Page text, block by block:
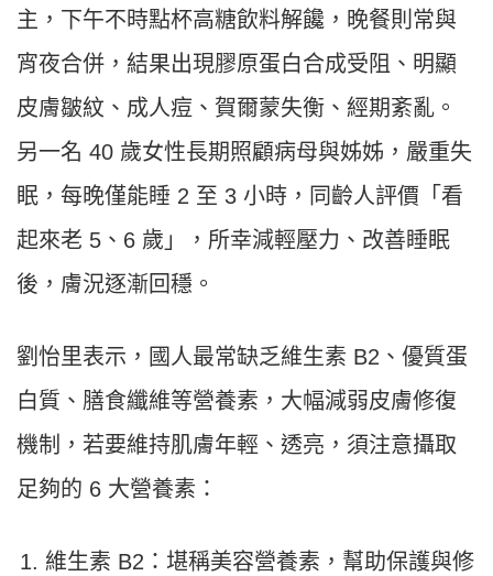
主，下午不時點杯高糖飲料解饞，晚餐則常與
宵夜合併，結果出現膠原蛋白合成受阻、明顯
皮膚皺紋、成人痘、賀爾蒙失衡、經期紊亂。
另一名 40 歲女性長期照顧病母與姊姊，嚴重失
眠，每晚僅能睡 2 至 3 小時，同齡人評價「看
起來老 5、6 歲」，所幸減輕壓力、改善睡眠
後，膚況逐漸回穩。
劉怡里表示，國人最常缺乏維生素 B2、優質蛋
白質、膳食纖維等營養素，大幅減弱皮膚修復
機制，若要維持肌膚年輕、透亮，須注意攝取
足夠的 6 大營養素：
維生素 B2：堪稱美容營養素，幫助保護與修